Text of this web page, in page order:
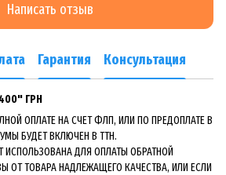
Написать отзыв
Гарантия Консультация
ГРН
ОПЛАТЕ НА СЧЕТ ФЛП, ИЛИ ПО ПРЕДОПЛАТЕ В
БУДЕТ ВКЛЮЧЕН В ТТН.
ИСПОЛЬЗОВАНА ДЛЯ ОПЛАТЫ ОБРАТНОЙ
ОТ ТОВАРА НАДЛЕЖАЩЕГО КАЧЕСТВА, ИЛИ ЕСЛИ